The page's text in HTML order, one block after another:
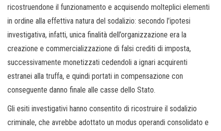
ricostruendone il funzionamento e acquisendo molteplici elementi
in ordine alla effettiva natura del sodalizio: secondo l’ipotesi
investigativa, infatti, unica finalità dell’organizzazione era la
creazione e commercializzazione di falsi crediti di imposta,
successivamente monetizzati cedendoli a ignari acquirenti
estranei alla truffa, e quindi portati in compensazione con
conseguente danno finale alle casse dello Stato.
Gli esiti investigativi hanno consentito di ricostruire il sodalizio
criminale, che avrebbe adottato un modus operandi consolidato e